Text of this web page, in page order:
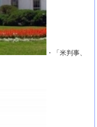
・「米判事、